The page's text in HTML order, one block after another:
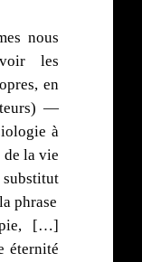
nous
les
en
—
à
de la vie
phrase
[…]
éternité